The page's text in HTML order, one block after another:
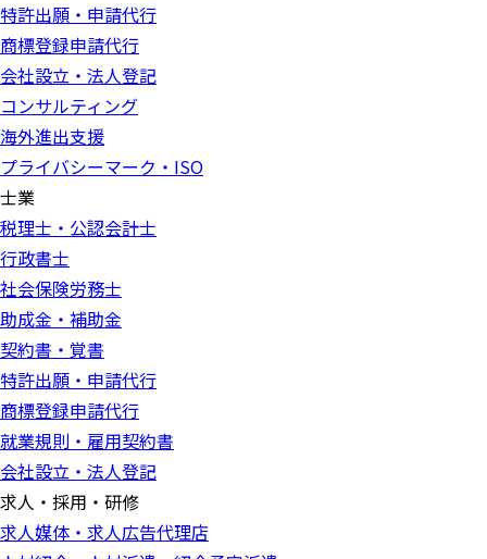
特許出願・申請代行
商標登録申請代行
会社設立・法人登記
コンサルティング
海外進出支援
プライバシーマーク・ISO
士業
税理士・公認会計士
行政書士
社会保険労務士
助成金・補助金
契約書・覚書
特許出願・申請代行
商標登録申請代行
就業規則・雇用契約書
会社設立・法人登記
求人・採用・研修
求人媒体・求人広告代理店